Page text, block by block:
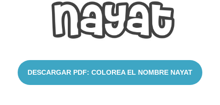
DESCARGAR PDF: COLOREA EL NOMBRE NAYAT